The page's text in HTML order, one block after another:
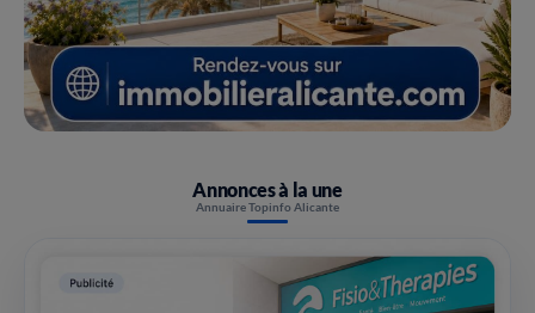
Annonces à la une
Annuaire Topinfo Alicante